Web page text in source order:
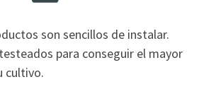
son sencillos de instalar.
para conseguir el mayor
cultivo.